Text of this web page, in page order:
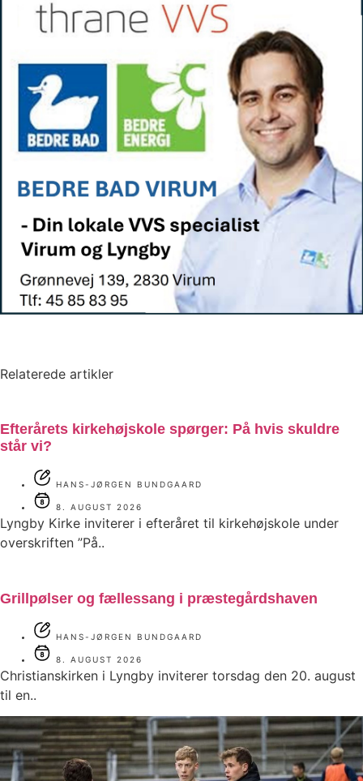
Relaterede artikler
Efterårets kirkehøjskole spørger: På hvis skuldre
står vi?
HANS-JØRGEN BUNDGAARD
8. AUGUST 2026
Lyngby Kirke inviterer i efteråret til kirkehøjskole under
overskriften ”På..
Grillpølser og fællessang i præstegårdshaven
HANS-JØRGEN BUNDGAARD
8. AUGUST 2026
Christianskirken i Lyngby inviterer torsdag den 20. august
til en..